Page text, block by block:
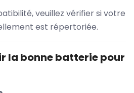
veuillez vérifier si votre
est répertoriée.
la bonne batterie pour